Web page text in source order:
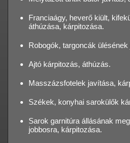
Franciaágy, heverő kiült,
áthúzása, kárpitozása.
Robogók, targoncák
Ajtó kárpitozás, áthúzás.
Masszázsfotelek javítása,
Székek, konyhai sarokülők
Sarok garnitúra állásának
jobbosra, kárpitozása.